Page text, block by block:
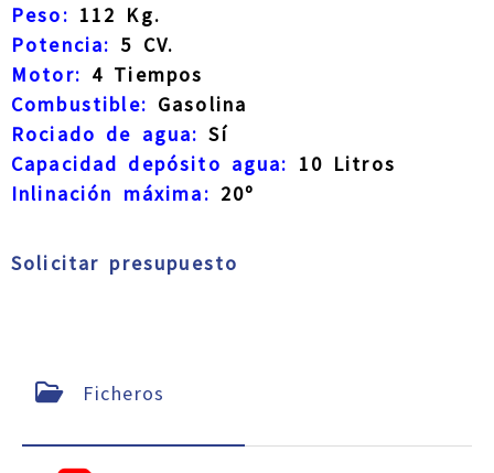
Peso: 112 Kg.
Potencia: 5 CV.
Motor: 4 Tiempos
Combustible: Gasolina
Rociado de agua: Sí
Capacidad depósito agua: 10 Litros
Inlinación máxima: 20º
Solicitar presupuesto
Ficheros